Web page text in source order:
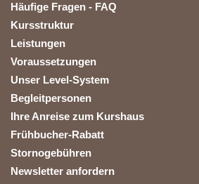
Häufige Fragen - FAQ
Kursstruktur
Leistungen
Voraussetzungen
Unser Level-System
Begleitpersonen
Ihre Anreise zum Kurshaus
Frühbucher-Rabatt
Stornogebühren
Newsletter anfordern